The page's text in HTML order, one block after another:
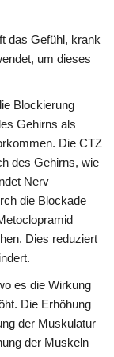
das Gefühl, krank
um dieses
Blockierung
Gehirns als
Die CTZ
des Gehirns, wie
Nerv
die Blockade
Dies reduziert
es die Wirkung
Die Erhöhung
der Muskulatur
der Muskeln